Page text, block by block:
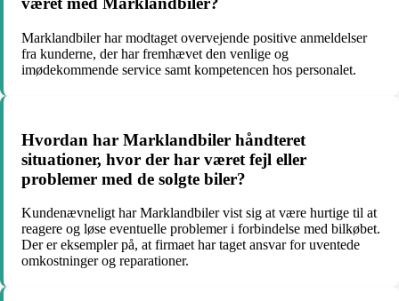
Marklandbiler har modtaget overvejende positive anmeldelser
fra kunderne, der har fremhævet den venlige og
imødekommende service samt kompetencen hos personalet.
Hvordan har Marklandbiler håndteret
situationer, hvor der har været fejl eller
problemer med de solgte biler?
Kundenævneligt har Marklandbiler vist sig at være hurtige til at
reagere og løse eventuelle problemer i forbindelse med bilkøbet.
Der er eksempler på, at firmaet har taget ansvar for uventede
omkostninger og reparationer.